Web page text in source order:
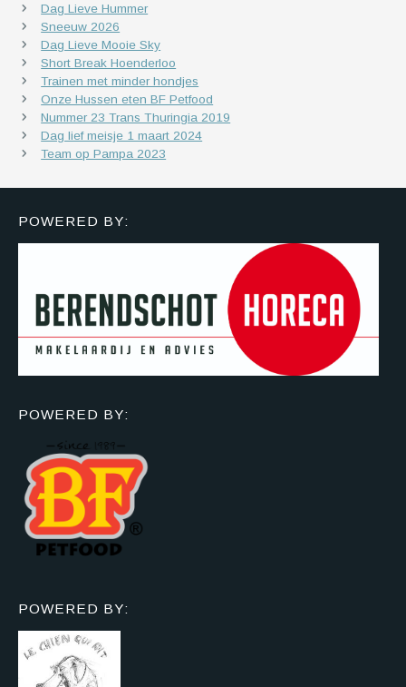
Dag Lieve Hummer
Sneeuw 2026
Dag Lieve Mooie Sky
Short Break Hoenderloo
Trainen met minder hondjes
Onze Hussen eten BF Petfood
Nummer 23 Trans Thuringia 2019
Dag lief meisje 1 maart 2024
Team op Pampa 2023
POWERED BY:
POWERED BY:
POWERED BY: